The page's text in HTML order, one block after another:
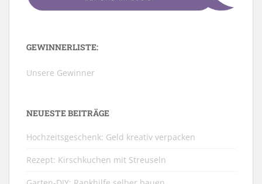
GEWINNERLISTE:
Unsere Gewinner
NEUESTE BEITRÄGE
Hochzeitsgeschenk: Geld kreativ verpacken
Rezept: Kirschkuchen mit Streuseln